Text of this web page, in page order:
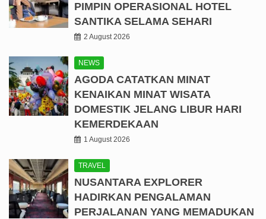
PIMPIN OPERASIONAL HOTEL
SANTIKA SELAMA SEHARI
2 August 2026
NEWS
AGODA CATATKAN MINAT
KENAIKAN MINAT WISATA
DOMESTIK JELANG LIBUR HARI
KEMERDEKAAN
1 August 2026
TRAVEL
NUSANTARA EXPLORER
HADIRKAN PENGALAMAN
PERJALANAN YANG MEMADUKAN